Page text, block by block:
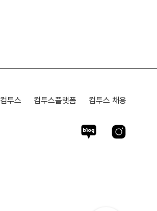
컴투스 컴투스플랫폼 컴투스 채용